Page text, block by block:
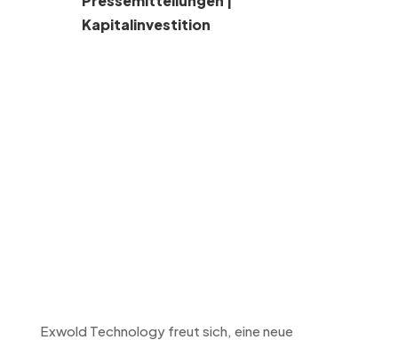
Kapitalinvestition
Exwold Technology freut sich, eine neue